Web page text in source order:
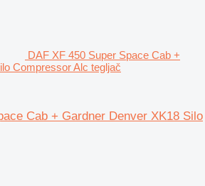
DAF XF 450 Super Space Cab +
Compressor Alc tegljač
Cab + Gardner Denver XK18 Silo